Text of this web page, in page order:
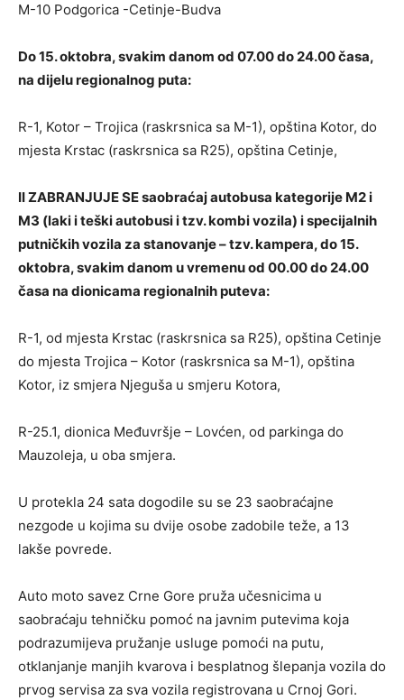
M-10 Podgorica -Cetinje-Budva
Do 15. oktobra, svakim danom od 07.00 do 24.00 časa,
na dijelu regionalnog puta:
R-1, Kotor – Trojica (raskrsnica sa M-1), opština Kotor, do
mjesta Krstac (raskrsnica sa R25), opština Cetinje,
II ZABRANJUJE SE saobraćaj autobusa kategorije M2 i
M3 (laki i teški autobusi i tzv. kombi vozila) i specijalnih
putničkih vozila za stanovanje – tzv. kampera, do 15.
oktobra, svakim danom u vremenu od 00.00 do 24.00
časa na dionicama regionalnih puteva:
R-1, od mjesta Krstac (raskrsnica sa R25), opština Cetinje
do mjesta Trojica – Kotor (raskrsnica sa M-1), opština
Kotor, iz smjera Njeguša u smjeru Kotora,
R-25.1, dionica Međuvršje – Lovćen, od parkinga do
Mauzoleja, u oba smjera.
U protekla 24 sata dogodile su se 23 saobraćajne
nezgode u kojima su dvije osobe zadobile teže, a 13
lakše povrede.
Auto moto savez Crne Gore pruža učesnicima u
saobraćaju tehničku pomoć na javnim putevima koja
podrazumijeva pružanje usluge pomoći na putu,
otklanjanje manjih kvarova i besplatnog šlepanja vozila do
prvog servisa za sva vozila registrovana u Crnoj Gori.